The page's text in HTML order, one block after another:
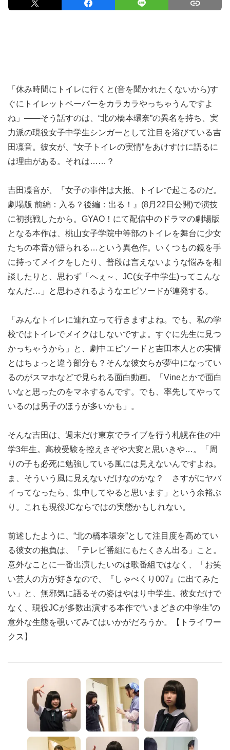
「休み時間にトイレに行くと(音を聞かれたくないから)す
ぐにトイレットペーパーをカラカラやっちゃうんですよ
ね」――そう話すのは、“北の橋本環奈”の異名を持ち、実
力派の現役女子中学生シンガーとして注目を浴びている吉
田凜音。彼女が、“女子トイレの実情”をあけすけに語るに
は理由がある。それは……？
吉田凜音が、『女子の事件は大抵、トイレで起こるのだ。
劇場版 前編：入る？後編：出る！』(8月22日公開)で演技
に初挑戦したから。GYAO！にて配信中のドラマの劇場版
となる本作は、桃山女子学院中等部のトイレを舞台に少女
たちの本音が語られる…という異色作。いくつもの鏡を手
に持ってメイクをしたり、普段は言えないような悩みを相
談したりと、思わず「へぇ～、JC(女子中学生)ってこんな
なんだ…」と思わされるようなエピソードが連発する。
「みんなトイレに連れ立って行きますよね。でも、私の学
校ではトイレでメイクはしないですよ。すぐに先生に見つ
かっちゃうから」と、劇中エピソードと吉田本人との実情
とはちょっと違う部分も？そんな彼女らが夢中になってい
るのがスマホなどで見られる面白動画。「Vineとかで面白
いなと思ったのをマネするんです。でも、率先してやって
いるのは男子のほうが多いかも」。
そんな吉田は、週末だけ東京でライブを行う札幌在住の中
学3年生。高校受験を控えさぞや大変と思いきや…。「周
りの子も必死に勉強している風には見えないんですよね。
ま、そういう風に見えないだけなのかな？ さすがにヤバ
イってなったら、集中してやると思います」という余裕ぶ
り。これも現役JCならではの実態かもしれない。
前述したように、“北の橋本環奈”として注目度を高めてい
る彼女の抱負は、「テレビ番組にもたくさん出る」こと。
意外なことに一番出演したいのは歌番組ではなく、「お笑
い芸人の方が好きなので、『しゃべくり007』に出てみた
い」と、無邪気に語るその姿はやはり中学生。彼女だけで
なく、現役JCが多数出演する本作で“いまどきの中学生”の
意外な生態を覗いてみてはいかがだろうか。【トライワー
クス】